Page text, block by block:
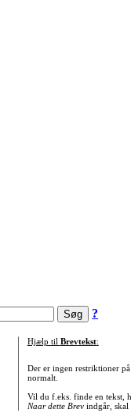
?
Hjælp til Brevtekst:
Der er ingen restriktioner
normalt.
Vil du f.eks. finde en tekst,
Naar dette Brevindgår, skal